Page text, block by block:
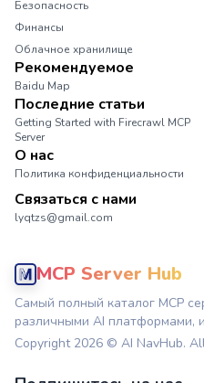
Безопасность
Финансы
Облачное хранилище
Рекомендуемое
Baidu Map
Последние статьи
Getting Started with Firecrawl MCP
Server
О нас
Политика конфиденциальности
Связаться с нами
lyqtzs@gmail.com
MCP Server Hub
Самый полный каталог MCP
различными AI платформами,
Copyright 2026 © AI NavHub.